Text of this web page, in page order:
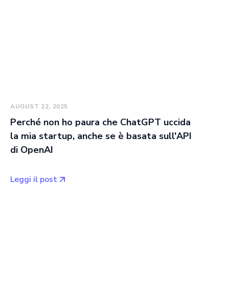
AUGUST 22, 2025
Perché non ho paura che ChatGPT uccida
la mia startup, anche se è basata sull'API
di OpenAI
Leggi il post